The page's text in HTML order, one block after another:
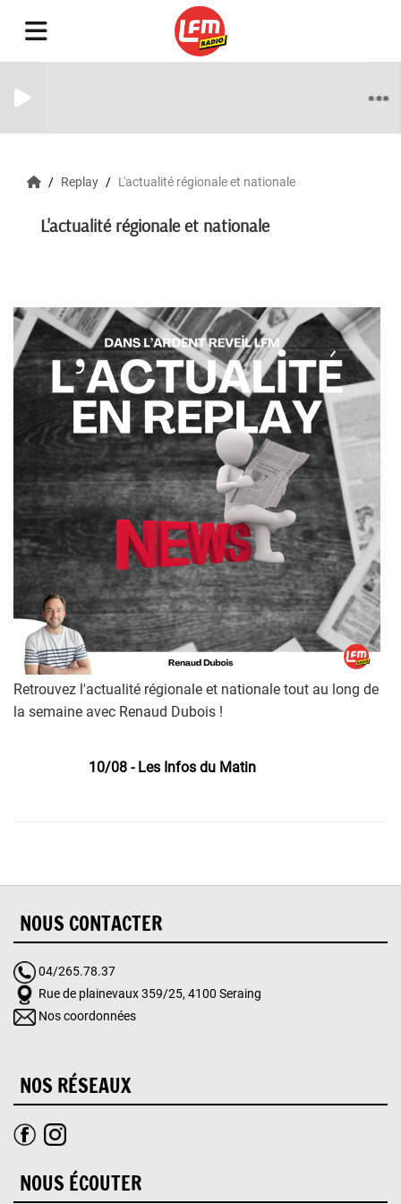
Replay L'actualité régionale et nationale
L'actualité régionale et nationale
Retrouvez l'actualité régionale et nationale tout au long de
la semaine avec Renaud Dubois !
10/08 - Les Infos du Matin
NOUS CONTACTER
04/265.78.37
Rue de plainevaux 359/25, 4100 Seraing
Nos coordonnées
NOS RÉSEAUX
NOUS ÉCOUTER